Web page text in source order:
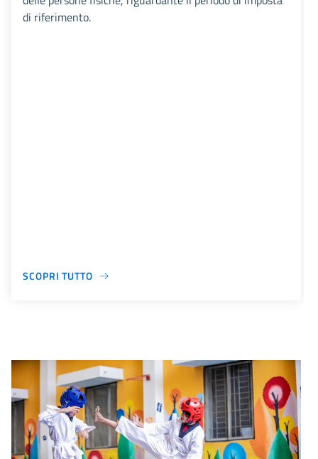
di riferimento.
SCOPRI TUTTO